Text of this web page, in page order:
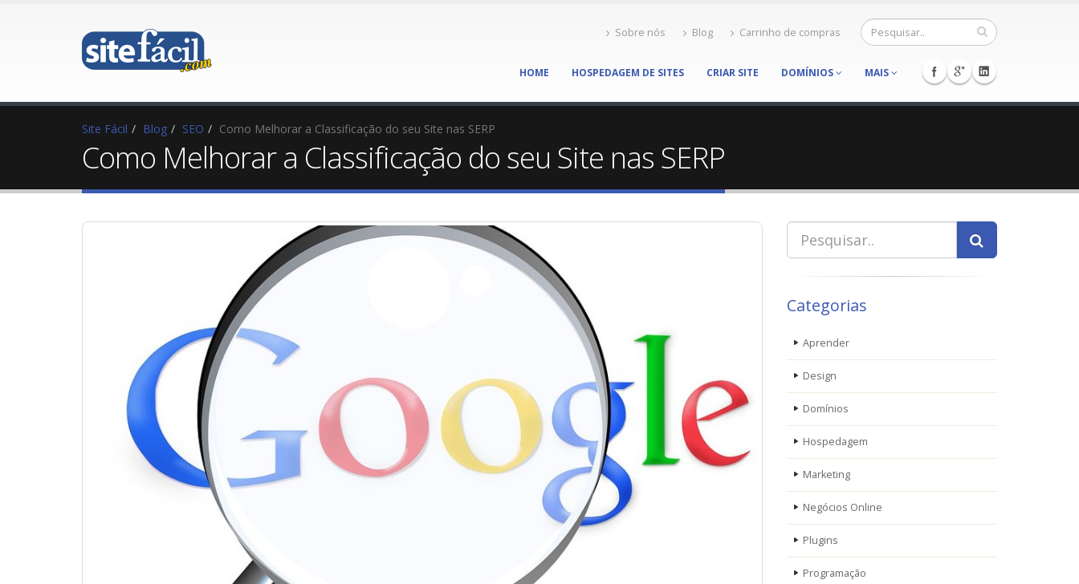
Sobre nós Blog Carrinho de compras
HOME HOSPEDAGEM DE SITES CRIAR SITE DOMÍNIOS MAIS
Site Fácil Blog SEO Como Melhorar a Classificação do seu Site nas SERP
Como Melhorar a Classificação do seu Site nas SERP
Categorias
Aprender
Design
Domínios
Hospedagem
Marketing
Negócios Online
Plugins
Programação